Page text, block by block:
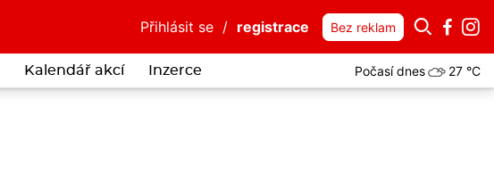
Přihlásit se / registrace Bez reklam
Kalendář akcí Inzerce Počasí dnes 27 °C